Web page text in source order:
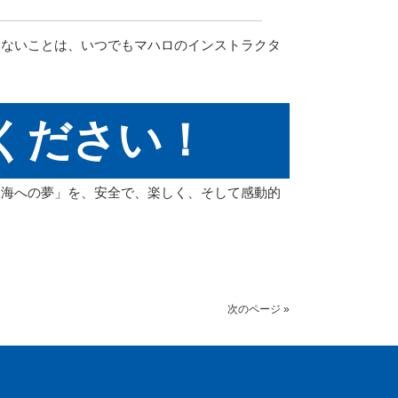
いことは、いつでもマハロのインストラクタ
さい！
への夢」を、安全で、楽しく、そして感動的
次のページ »